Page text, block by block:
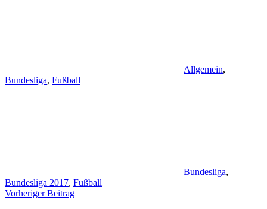
Allgemein,
Bundesliga, Fußball
Bundesliga,
Bundesliga 2017, Fußball
Beitragsnavigation
Vorheriger Beitrag